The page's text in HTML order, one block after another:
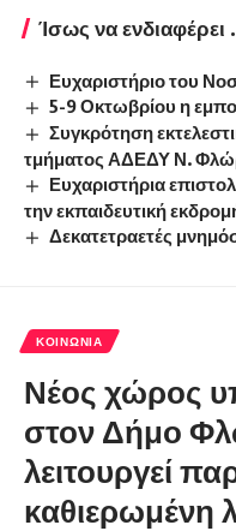
Ίσως να ενδιαφέρει
Ευχαριστήριο του
5-9 Οκτωβρίου η
Συγκρότηση
τμήματος ΑΔΕΔΥ Ν.
Ευχαριστήρια
την εκπαιδευτική
Δεκατετραετές
ΚΟΙΝΩΝΊΑ
Νέος χώρος
στον Δήμο
λειτουργεί
καθιερωμένη